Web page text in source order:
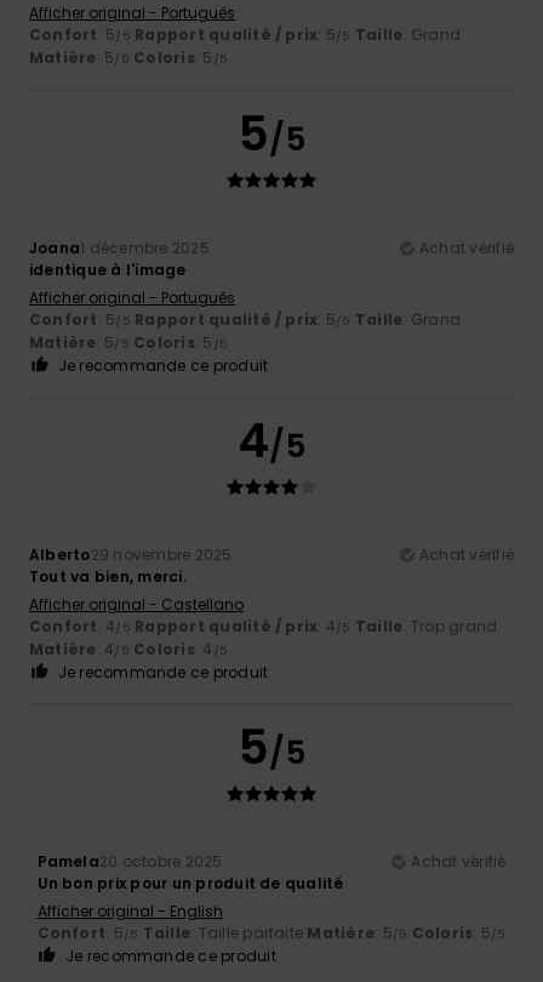
Afficher original - Português
Confort: 5/5 Rapport qualité / prix: 5/5 Taille: Grand
Matière: 5/5 Coloris: 5 /5
5/5
Joana1 décembre 2025
Achat vérifié
identique à l'image
Afficher original - Português
Confort: 5/5 Rapport qualité / prix: 5/5 Taille: Grand
Matière: 5/5 Coloris: 5 /5
Je recommande ce produit
4/5
Alberto29 novembre 2025
Achat vérifié
Tout va bien, merci.
Afficher original - Castellano
Confort: 4/5 Rapport qualité / prix: 4/5 Taille: Trop grand
Matière: 4/5 Coloris: 4 /5
Je recommande ce produit
5/5
Pamela20 octobre 2025
Achat vérifié
Un bon prix pour un produit de qualité
Afficher original - English
Confort: 5/5 Taille: Taille parfaite Matière: 5/5 Coloris: 5/5
Je recommande ce produit